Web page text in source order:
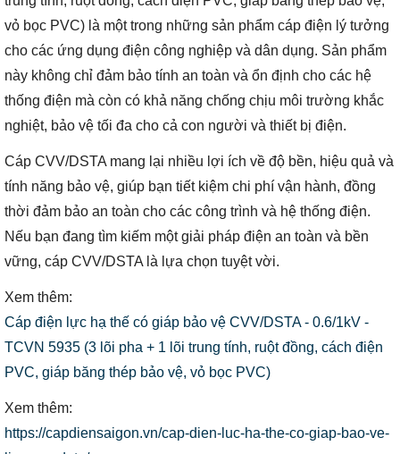
vỏ bọc PVC) là một trong những sản phẩm cáp điện lý tưởng
cho các ứng dụng điện công nghiệp và dân dụng. Sản phẩm
này không chỉ đảm bảo tính an toàn và ổn định cho các hệ
thống điện mà còn có khả năng chống chịu môi trường khắc
nghiệt, bảo vệ tối đa cho cả con người và thiết bị điện.
Cáp CVV/DSTA mang lại nhiều lợi ích về độ bền, hiệu quả và
tính năng bảo vệ, giúp bạn tiết kiệm chi phí vận hành, đồng
thời đảm bảo an toàn cho các công trình và hệ thống điện.
Nếu bạn đang tìm kiếm một giải pháp điện an toàn và bền
vững, cáp CVV/DSTA là lựa chọn tuyệt vời.
Xem thêm:
Cáp điện lực hạ thế có giáp bảo vệ CVV/DSTA - 0.6/1kV -
TCVN 5935 (3 lõi pha + 1 lõi trung tính, ruột đồng, cách điện
PVC, giáp băng thép bảo vệ, vỏ bọc PVC)
Xem thêm:
https://capdiensaigon.vn/cap-dien-luc-ha-the-co-giap-bao-ve-